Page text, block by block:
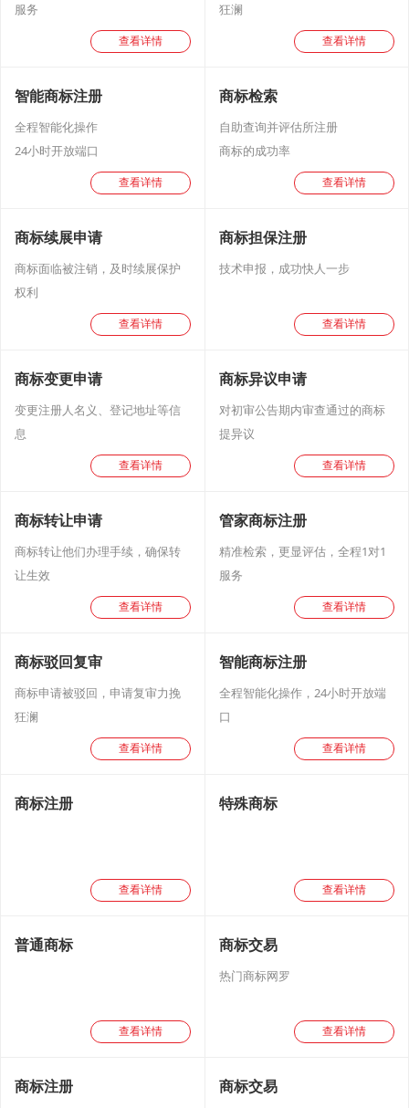
服务
查看详情
狂澜
查看详情
智能商标注册
全程智能化操作
24小时开放端口
查看详情
商标检索
自助查询并评估所注册
商标的成功率
查看详情
商标续展申请
商标面临被注销，及时续展保护
权利
查看详情
商标担保注册
技术申报，成功快人一步
查看详情
商标变更申请
变更注册人名义、登记地址等信
息
查看详情
商标异议申请
对初审公告期内审查通过的商标
提异议
查看详情
商标转让申请
商标转让他们办理手续，确保转
让生效
查看详情
管家商标注册
精准检索，更显评估，全程1对1
服务
查看详情
商标驳回复审
商标申请被驳回，申请复审力挽
狂澜
查看详情
智能商标注册
全程智能化操作，24小时开放端
口
查看详情
商标注册
查看详情
特殊商标
查看详情
普通商标
查看详情
商标交易
热门商标网罗
查看详情
商标注册 商标交易